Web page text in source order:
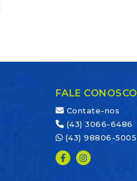
FALE CONOSCO
Contate-nos
(43) 3066-6486
(43) 98806-5005